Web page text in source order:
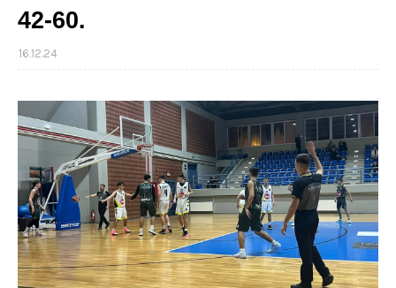
42-60.
16.12.24